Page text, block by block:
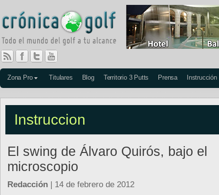
Zona Pro Titulares Blog Territorio 3 Putts Prensa Instrucción
Instruccion
El swing de Álvaro Quirós, bajo el
microscopio
Redacción | 14 de febrero de 2012